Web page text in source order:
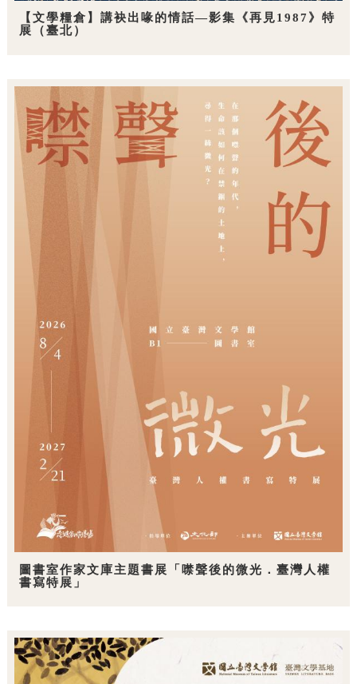
【文學糧倉】講袂出喙的情話—影集《再見1987》特
展（臺北）
圖書室作家文庫主題書展「噤聲後的微光．臺灣人權
書寫特展」